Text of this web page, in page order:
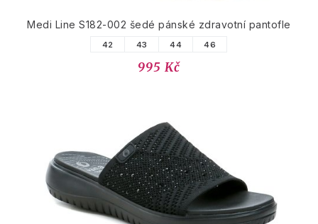
Medi Line S182-002 šedé pánské zdravotní pantofle
42 43 44 46
995 Kč